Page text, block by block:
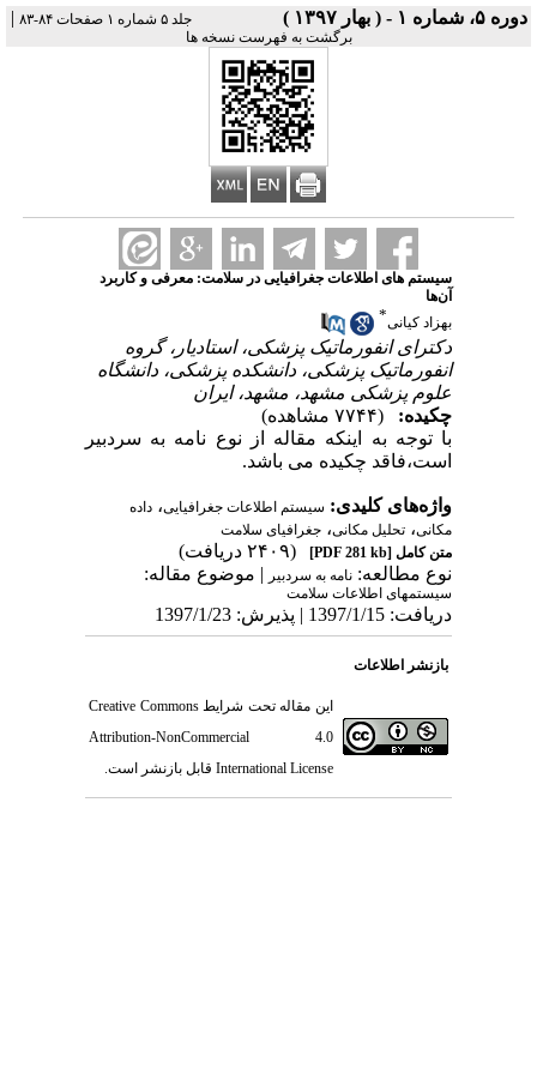
دوره ۵، شماره ۱ - ( بهار ۱۳۹۷ ) جلد ۵ شماره ۱ صفحات ۸۴-۸۳ |
برگشت به فهرست نسخه ها
سیستم های اطلاعات جغرافیایی در سلامت: معرفی و کاربرد
آن‌ها
بهزاد کیانی*
دکترای انفورماتیک پزشکی، استادیار، گروه
انفورماتیک پزشکی، دانشکده پزشکی، دانشگاه
علوم پزشکی مشهد، مشهد، ایران
چکیده:
(۷۷۴۴ مشاهده)
با توجه به اینکه مقاله از نوع نامه به سردبیر
است،فاقد چکیده می باشد.
واژه‌های کلیدی: سیستم اطلاعات جغرافیایی، داده
مکانی، تحلیل مکانی، جغرافیای سلامت
متن کامل [PDF 281 kb]
(۲۴۰۹ دریافت)
نوع مطالعه: نامه به سردبیر | موضوع مقاله:
سیستمهای اطلاعات سلامت
دریافت: 1397/1/15 | پذیرش: 1397/1/23
بازنشر اطلاعات
این مقاله تحت شرایطCreative Commons
Attribution-NonCommercial 4.0
International License قابل بازنشر است.